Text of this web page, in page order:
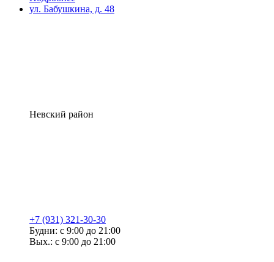
ул. Бабушкина, д. 48
Невский район
+7 (931) 321-30-30
Будни: с 9:00 до 21:00
Вых.: с 9:00 до 21:00